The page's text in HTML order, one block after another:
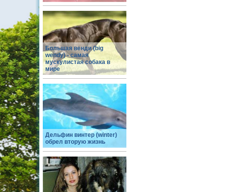
Большая венди (big
wendy) - самая
мускулистая собака в
мире
Дельфин винтер (winter)
обрел вторую жизнь